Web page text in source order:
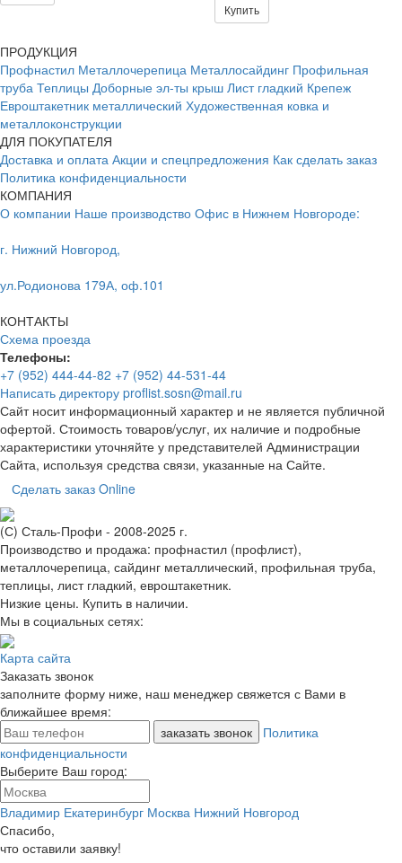
Купить
ПРОДУКЦИЯ
Профнастил Металлочерепица Металлосайдинг Профильная
труба Теплицы Доборные эл-ты крыш Лист гладкий Крепеж
Евроштакетник металлический Художественная ковка и
металлоконструкции
ДЛЯ ПОКУПАТЕЛЯ
Доставка и оплата Акции и спецпредложения Как сделать заказ
Политика конфиденциальности
КОМПАНИЯ
О компании Наше производство Офис в Нижнем Новгороде:
г. Нижний Новгород,
ул.Родионова 179А, оф.101
КОНТАКТЫ
Схема проезда
Телефоны:
+7 (952) 444-44-82 +7 (952) 44-531-44
Написать директору proflist.sosn@mail.ru
Сайт носит информационный характер и не является публичной
офертой. Стоимость товаров/услуг, их наличие и подробные
характеристики уточняйте у представителей Администрации
Сайта, используя средства связи, указанные на Сайте.
Сделать заказ Online
(С) Сталь-Профи - 2008-2025 г.
Производство и продажа: профнастил (профлист),
металлочерепица, сайдинг металлический, профильная труба,
теплицы, лист гладкий, евроштакетник.
Низкие цены. Купить в наличии.
Мы в социальных сетях:
Карта сайта
Заказать звонок
заполните форму ниже, наш менеджер свяжется с Вами в
ближайшее время:
Политика
конфиденциальности
Выберите Ваш город:
Владимир Екатеринбург Москва Нижний Новгород
Спасибо,
что оставили заявку!